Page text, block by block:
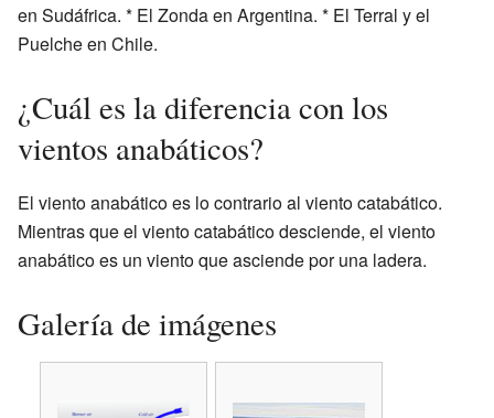
en Sudáfrica. * El Zonda en Argentina. * El Terral y el
Puelche en Chile.
¿Cuál es la diferencia con los
vientos anabáticos?
El viento anabático es lo contrario al viento catabático.
Mientras que el viento catabático desciende, el viento
anabático es un viento que asciende por una ladera.
Galería de imágenes